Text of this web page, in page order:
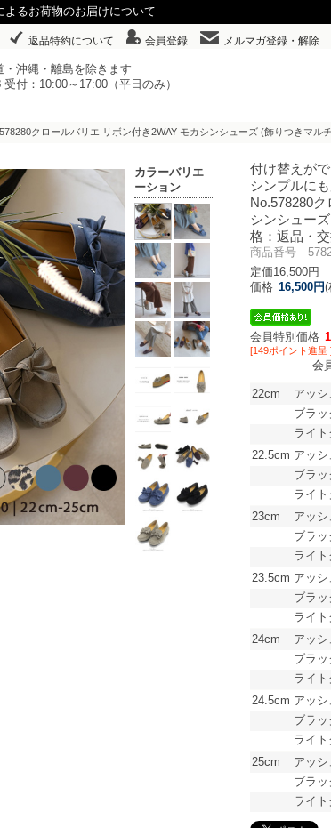
よるお荷物のお届けについて
返品特約について 会員登録 メルマガ登録・解除
沖縄・離島を除きます
受付：10:00～17:00（平日のみ）
クロールバリエ リボン付き2WAY モカシンシューズ (飾りつきマ
付け替えが
シンプルに
No.578280
シンシュー
格：返品・
商品番号
定価16,500円
価格 16,500円(
会員特別価格
[149ポイント進呈
会
22cm
アッ
ブラッ
ライ
22.5cm アッ
ブラッ
ライト
23cm
アッ
ブラッ
ライト
23.5cm アッ
ブラッ
ライト
24cm
アッ
ブラッ
ライト
24.5cm アッ
ブラッ
ライト
25cm
アッ
ブラ
ライト
カラーバリエ
ーション